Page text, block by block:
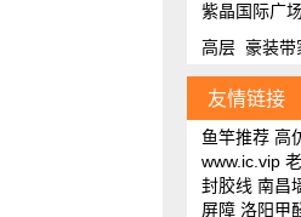
紫晶国际广
高层 豪装带
友情链接
鱼竿推荐 高
www.ic.vip
封胶线 南昌
屏障 洛阳甲